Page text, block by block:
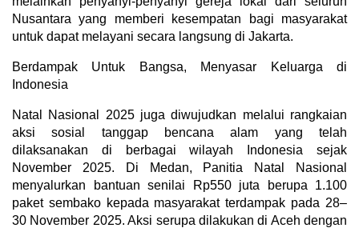
Nusantara yang memberi kesempatan bagi masyarakat
untuk dapat melayani secara langsung di Jakarta.
Berdampak Untuk Bangsa, Menyasar Keluarga di
Indonesia
Natal Nasional 2025 juga diwujudkan melalui rangkaian
aksi sosial tanggap bencana alam yang telah
dilaksanakan di berbagai wilayah Indonesia sejak
November 2025. Di Medan, Panitia Natal Nasional
menyalurkan bantuan senilai Rp550 juta berupa 1.100
paket sembako kepada masyarakat terdampak pada 28–
30 November 2025. Aksi serupa dilakukan di Aceh dengan